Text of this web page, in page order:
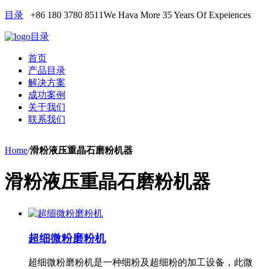
目录 +86 180 3780 8511We Hava More 35 Years Of Expeiences
目录
首页
产品目录
解决方案
成功案例
关于我们
联系我们
Home/滑粉液压重晶石磨粉机器
滑粉液压重晶石磨粉机器
超细微粉磨粉机
超细微粉磨粉机是一种细粉及超细粉的加工设备，此微